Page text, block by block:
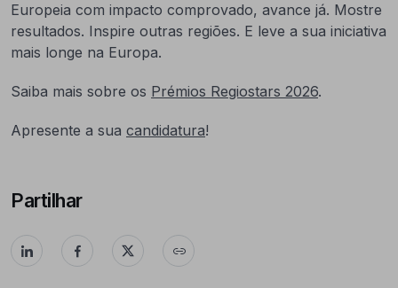
Europeia com impacto comprovado, avance já. Mostre
resultados. Inspire outras regiões. E leve a sua iniciativa
mais longe na Europa.
Saiba mais sobre os Prémios Regiostars 2026.
Apresente a sua candidatura!
Partilhar